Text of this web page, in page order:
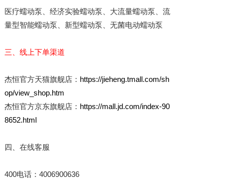
医疗蠕动泵、经济实验蠕动泵、大流量蠕动泵、流
量型智能蠕动泵、新型蠕动泵、无菌电动蠕动泵
三、线上下单渠道
杰恒官方天猫旗舰店： https://jieheng.tmall.com/sh
op/view_shop.htm
杰恒官方京东旗舰店： https://mall.jd.com/index-90
8652.html
四、在线客服
400电话：4006900636